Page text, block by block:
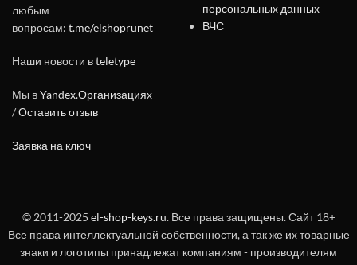
любым
вопросам: t.me/elshoprunet
Наши новости вteletype
Мы вYandex.Организациях
/Оставить отзыв
Заявка на ключ
персональных данных
ВЧС
© 2011-2025 el-shop-keys.ru. Все права защищены. Сайт 18+
Все права интеллектуальной собственности, а так же их товарные
знаки и логотипы принадлежат компаниям - производителям